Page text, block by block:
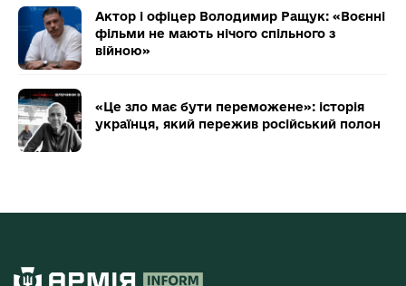
Актор і офіцер Володимир Ращук: «Воєнні
фільми не мають нічого спільного з
війною»
«Це зло має бути переможене»: історія
українця, який пережив російський полон